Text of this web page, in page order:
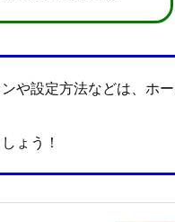
や設定方法などは、ホ
ょう！